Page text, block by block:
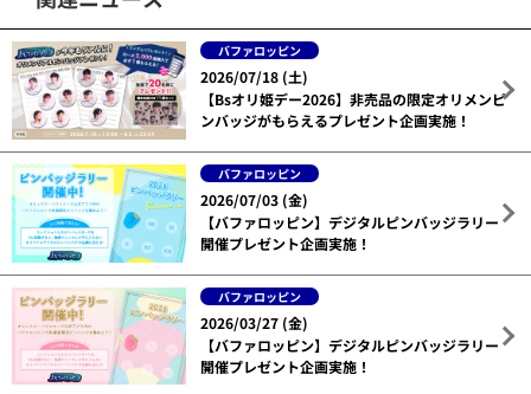
バファロッピン
2026/07/18 (土)
【Bsオリ姫デー2026】非売品の限定オリメンピ
ンバッジがもらえるプレゼント企画実施！
バファロッピン
2026/07/03 (金)
【バファロッピン】デジタルピンバッジラリー
開催プレゼント企画実施！
バファロッピン
2026/03/27 (金)
【バファロッピン】デジタルピンバッジラリー
開催プレゼント企画実施！